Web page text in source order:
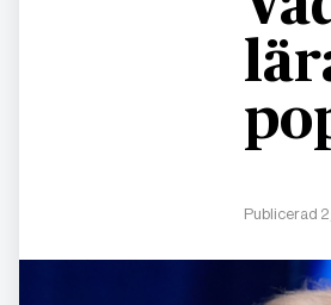
Publicerad